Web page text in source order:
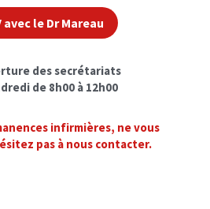
avec le Dr Mareau
des secrétariats
de 8h00 à 12h00
infirmières, ne vous
pas à nous contacter.